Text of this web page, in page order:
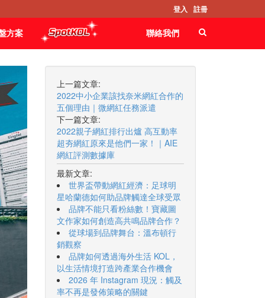
登入 註冊
方案 聯絡我們
上一篇文章:
2022中小企業該找奈米網紅合作的
五個理由｜微網紅任務派遣
下一篇文章:
2022親子網紅排行出爐 高互動率
超夯網紅原來是他們一家！｜AIE
網紅評測數據庫
最新文章:
世界盃帶動網紅經濟：足球明
星哈蘭德如何助品牌觸達全球受眾
品牌不能只看粉絲數！寶藏圖
文作家如何創造高共鳴品牌合作？
從球場到品牌舞台：溫布頓行
銷觀察
品牌如何透過海外生活 KOL，
以生活情境打造跨產業合作機會
2026 年 Instagram 現況：觸及
率不再是發佈策略的關鍵